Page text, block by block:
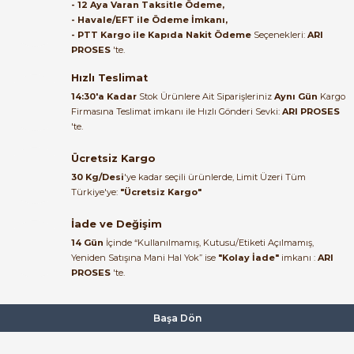
Satıcı ilgili ve çok yardım severdi
bundan mehmet bey ilgi ve
alakası için teşekkür ederim
22/06/2026
Kemal Toktaş | 20/06/2026
problemsiz geçti.
Kemal Toktaş | 20/06/2026
tedirgindim ama saticinin
1.351,92 TL
Pakkens 1001001109 Gliserinli Manometre 25 Bar Ø100 mm G1/2'' B
1.277,29 TL
Aterma S100.063 Manometre 10 Bar/Psi Ø63 mm G1/4'' B Alttan
- 12 Aya Varan Taksitle Ödeme,
- Havale/EFT ile Ödeme İmkanı,
- PTT Kargo ile Kapıda Nakit Ödeme Seçenekleri: ARI
PROSES 'te.
Hızlı Teslimat
14:30'a Kadar Stok Ürünlere Ait Siparişleriniz Aynı Gün Kargo
Firmasına Teslimat imkanı ile Hızlı Gönderi Sevki: ARI PROSES
'te.
Ücretsiz Kargo
30 Kg/Desi'ye kadar seçili ürünlerde, Limit Üzeri Tüm
Türkiye'ye: "Ücretsiz Kargo"
İade ve Değişim
14 Gün İçinde “Kullanılmamış, Kutusu/Etiketi Açılmamış,
Yeniden Satışına Mani Hal Yok” ise "Kolay İade" imkanı : ARI
PROSES 'te.
Başa Dön